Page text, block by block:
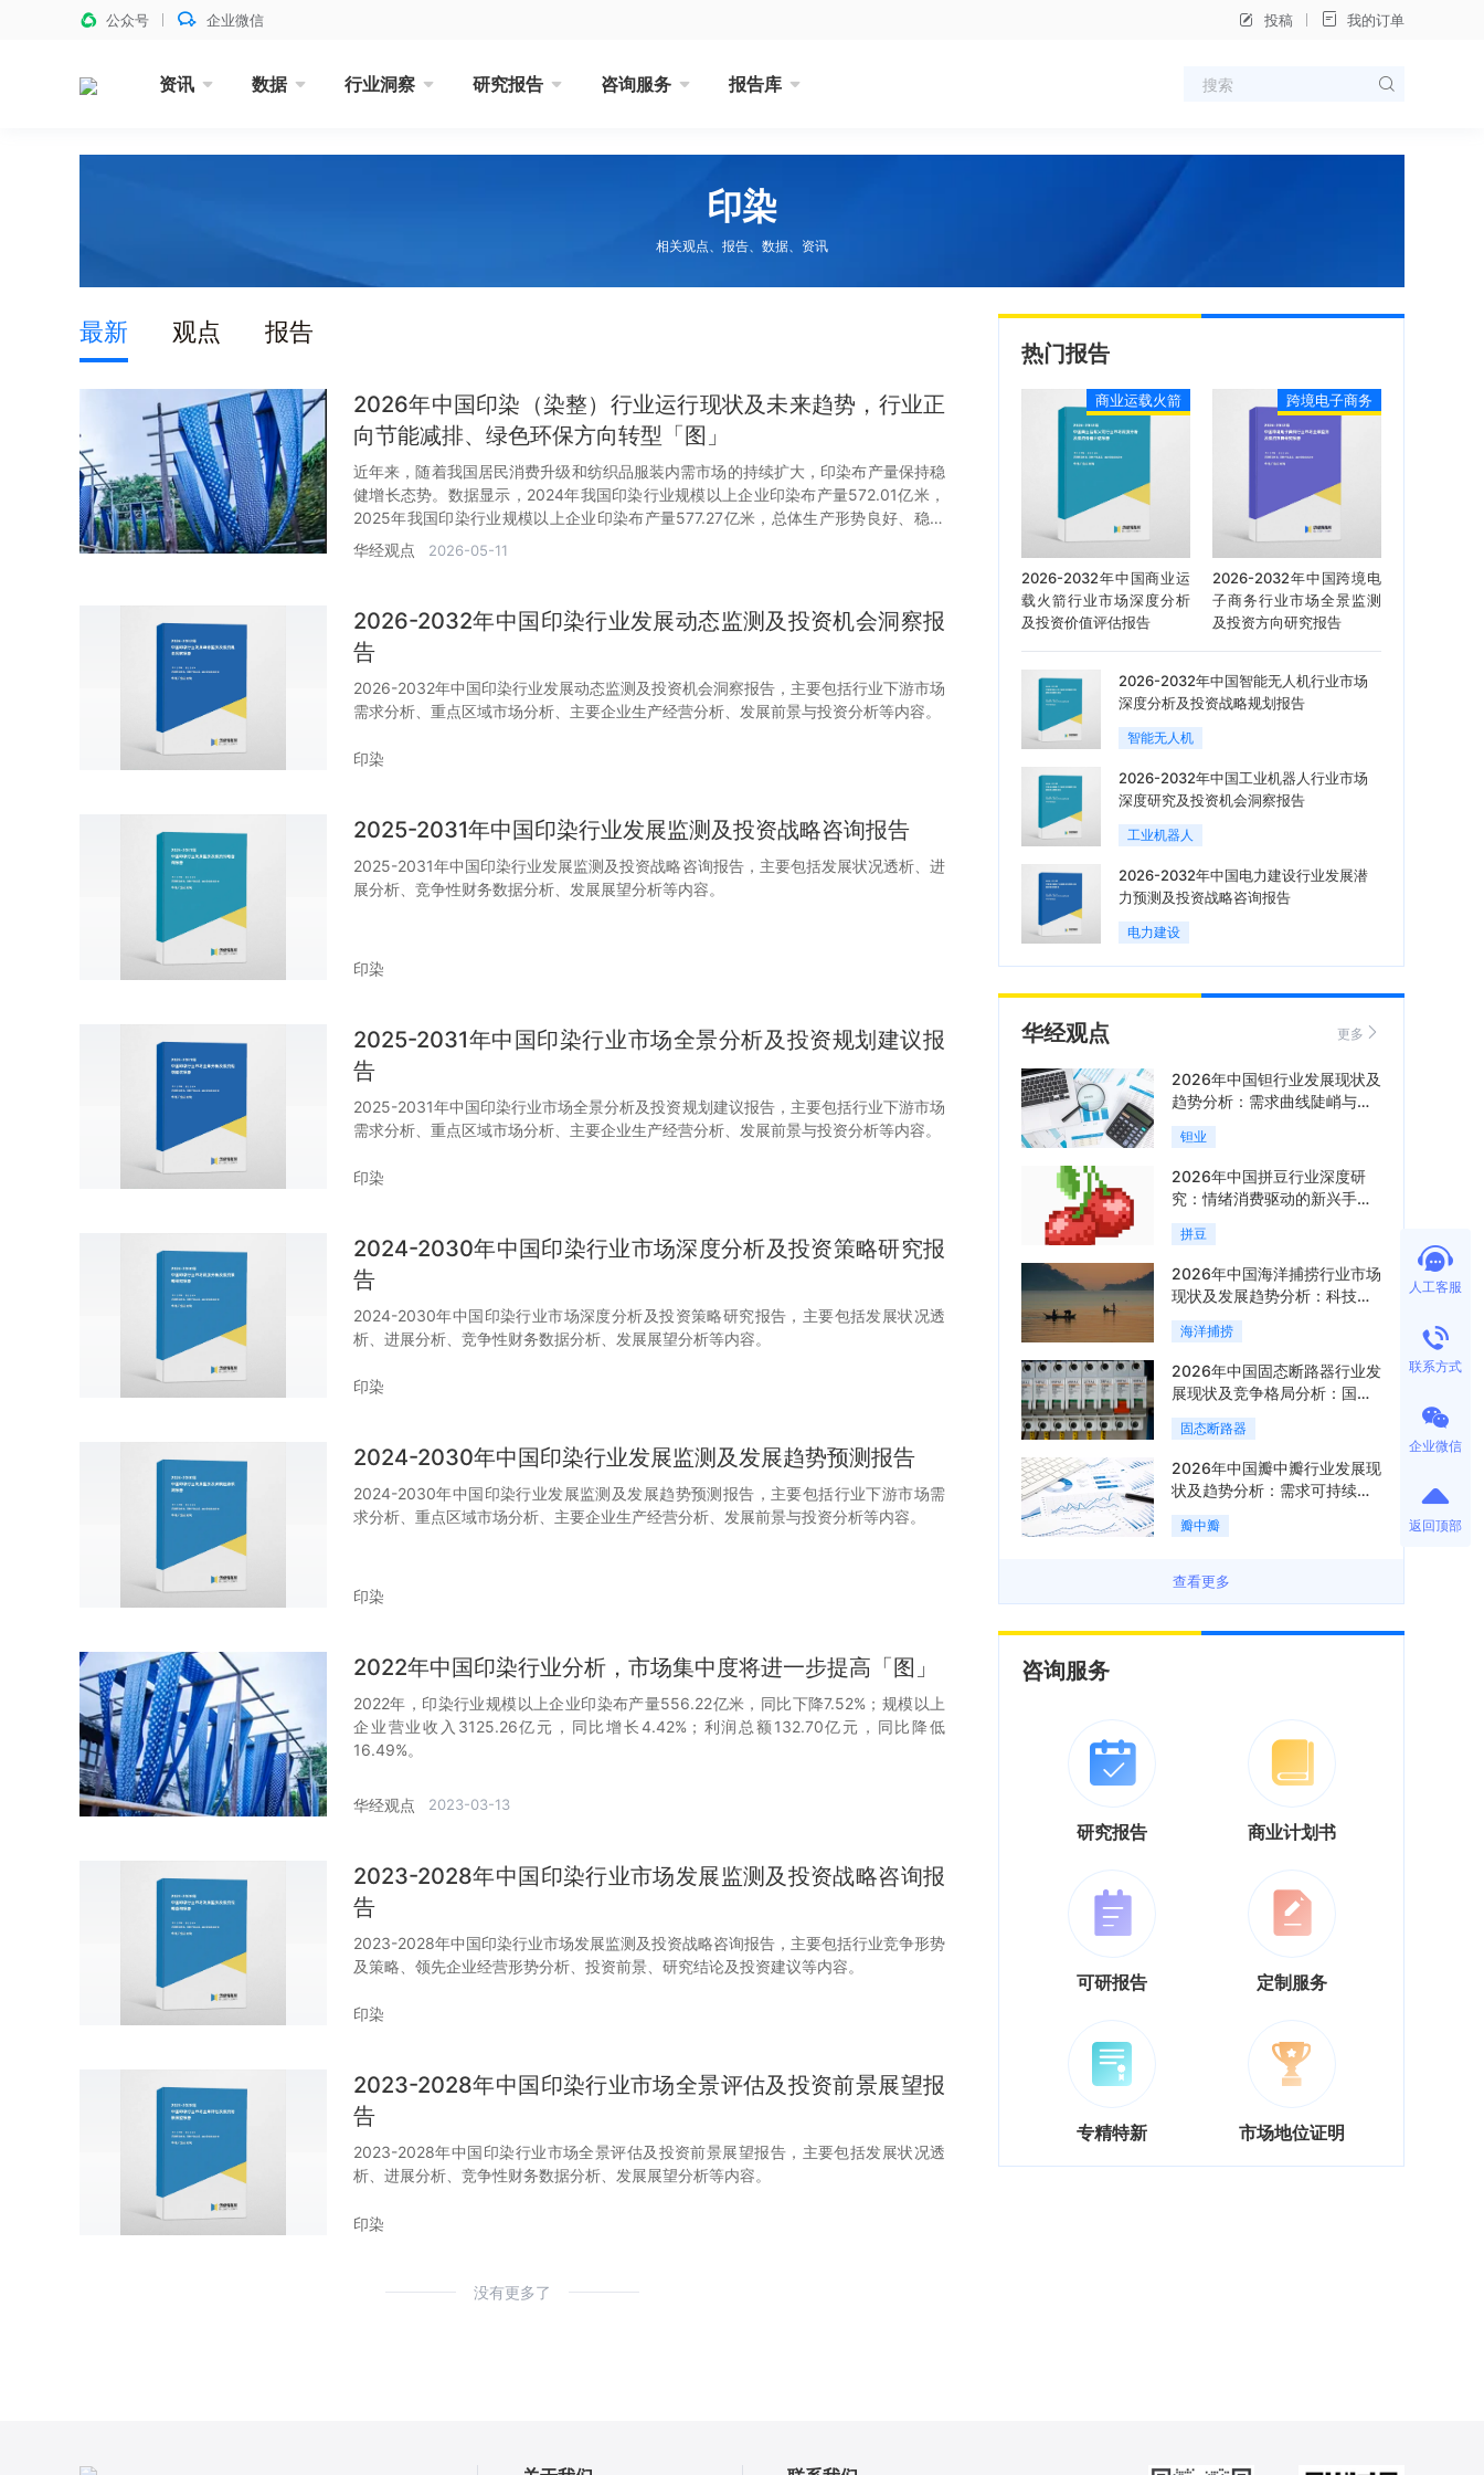
公众号 企业微信 投稿 我的订单
资讯 数据 行业洞察 研究报告 咨询服务 报告库
印染
相关观点、报告、数据、资讯
最新 观点 报告
2026年中国印染（染整）行业运行现状及未来趋势，行业正
向节能减排、绿色环保方向转型「图」
近年来，随着我国居民消费升级和纺织品服装内需市场的持续扩大，印染布产量保持稳
健增长态势。数据显示，2024年我国印染行业规模以上企业印染布产量572.01亿米，
2025年我国印染行业规模以上企业印染布产量577.27亿米，总体生产形势良好、稳中
有进。
华经观点 2026-05-11
2026-2032年中国印染行业发展动态监测及投资机会洞察报
告
2026-2032年中国印染行业发展动态监测及投资机会洞察报告，主要包括行业下游市场
需求分析、重点区域市场分析、主要企业生产经营分析、发展前景与投资分析等内容。
印染
2025-2031年中国印染行业发展监测及投资战略咨询报告
2025-2031年中国印染行业发展监测及投资战略咨询报告，主要包括发展状况透析、进
展分析、竞争性财务数据分析、发展展望分析等内容。
印染
2025-2031年中国印染行业市场全景分析及投资规划建议报
告
2025-2031年中国印染行业市场全景分析及投资规划建议报告，主要包括行业下游市场
需求分析、重点区域市场分析、主要企业生产经营分析、发展前景与投资分析等内容。
印染
2024-2030年中国印染行业市场深度分析及投资策略研究报
告
2024-2030年中国印染行业市场深度分析及投资策略研究报告，主要包括发展状况透
析、进展分析、竞争性财务数据分析、发展展望分析等内容。
印染
2024-2030年中国印染行业发展监测及发展趋势预测报告
2024-2030年中国印染行业发展监测及发展趋势预测报告，主要包括行业下游市场需
求分析、重点区域市场分析、主要企业生产经营分析、发展前景与投资分析等内容。
印染
2022年中国印染行业分析，市场集中度将进一步提高「图」
2022年，印染行业规模以上企业印染布产量556.22亿米，同比下降7.52%；规模以上
企业营业收入3125.26亿元，同比增长4.42%；利润总额132.70亿元，同比降低
16.49%。
华经观点 2023-03-13
2023-2028年中国印染行业市场发展监测及投资战略咨询报
告
2023-2028年中国印染行业市场发展监测及投资战略咨询报告，主要包括行业竞争形势
及策略、领先企业经营形势分析、投资前景、研究结论及投资建议等内容。
印染
2023-2028年中国印染行业市场全景评估及投资前景展望报
告
2023-2028年中国印染行业市场全景评估及投资前景展望报告，主要包括发展状况透
析、进展分析、竞争性财务数据分析、发展展望分析等内容。
印染
没有更多了
热门报告
商业运载火箭
2026-2032年中国商业运
载火箭行业市场深度分析
及投资价值评估报告
跨境电子商务
2026-2032年中国跨境电
子商务行业市场全景监测
及投资方向研究报告
2026-2032年中国智能无人机行业市场
深度分析及投资战略规划报告
智能无人机
2026-2032年中国工业机器人行业市场
深度研究及投资机会洞察报告
工业机器人
2026-2032年中国电力建设行业发展潜
力预测及投资战略咨询报告
电力建设
华经观点 更多
2026年中国钽行业发展现状及
趋势分析：需求曲线陡峭与供
给曲线平缓的博弈加剧「图」
钽业
2026年中国拼豆行业深度研
究：情绪消费驱动的新兴手工
赛道「图」
拼豆
2026年中国海洋捕捞行业市场
现状及发展趋势分析：科技赋
能与智能化转型加速「图」
海洋捕捞
2026年中国固态断路器行业发
展现状及竞争格局分析：国际
巨头领跑技术，国内企业加速
追赶「图」
固态断路器
2026年中国瓣中瓣行业发展现
状及趋势分析：需求可持续释
放，市场发展前景良好「图」
瓣中瓣
查看更多
咨询服务
研究报告 商业计划书
可研报告 定制服务
专精特新 市场地位证明
人工客服
联系方式
企业微信
返回顶部